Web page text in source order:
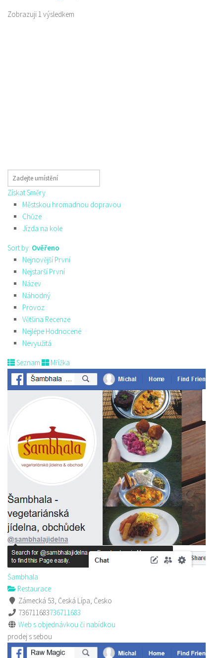
Zobrazuji 1 výsledkem
Získat Směry
Městskou hromadnou dopravou
Chůze
Jízda na kole
Sort by: Ověřeno
Nejnovější První
Nejstarší První
Název
Náhodný
Provoz
Většina Recenze
Nejlépe Hodnocené
Nevyužitá
Seznam Mřížka
Šambhala
Restaurace
Zámecká 53, Česká Lípa, Česko
736711683736711683
Web s objednávkou či nabídkou
prodej s sebou